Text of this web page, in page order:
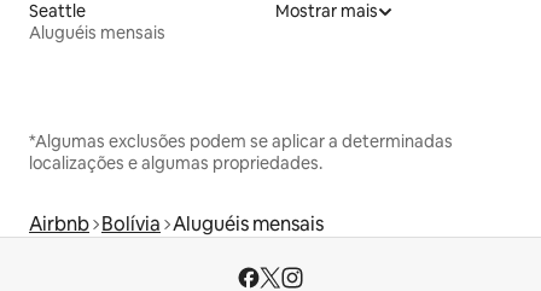
Seattle
Aluguéis mensais
Mostrar mais
*Algumas exclusões podem se aplicar a determinadas
localizações e algumas propriedades.
Airbnb Bolívia Aluguéis mensais